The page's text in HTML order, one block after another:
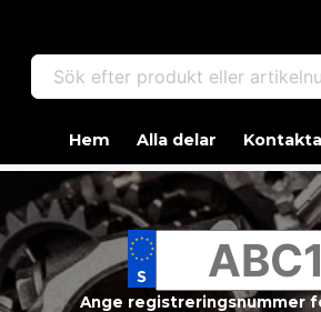
Sök efter produkt eller
Hem Alla delar
Ange registreringsnummer